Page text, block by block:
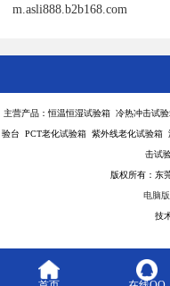
m.asli888.b2b168.com
主营产品：恒温恒湿试验箱 冷热冲击试
验台 PCT老化试验箱 紫外线老化试验箱
击试
版权所有：东
电脑版
技